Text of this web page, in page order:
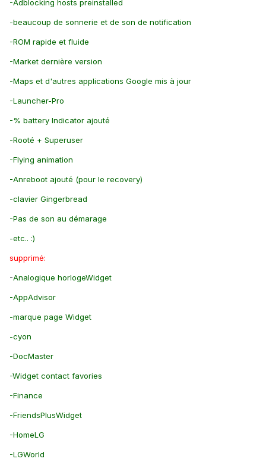
-Adblocking hosts preinstalled
-beaucoup de sonnerie et de son de notification
-ROM rapide et fluide
-Market dernière version
-Maps et d'autres applications Google mis à jour
-Launcher-Pro
-% battery Indicator ajouté
-Rooté + Superuser
-Flying animation
-Anreboot ajouté (pour le recovery)
-clavier Gingerbread
-Pas de son au démarage
-etc.. :)
supprimé:
-Analogique horlogeWidget
-AppAdvisor
-marque page Widget
-cyon
-DocMaster
-Widget contact favories
-Finance
-FriendsPlusWidget
-HomeLG
-LGWorld